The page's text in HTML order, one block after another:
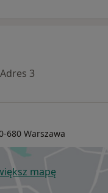
Adres 3
680 Warszawa
mapę
otwiera się w